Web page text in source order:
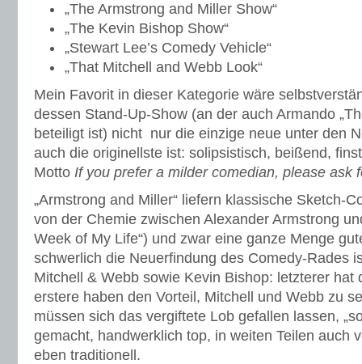
„The Armstrong and Miller Show“
„The Kevin Bishop Show“
„Stewart Lee’s Comedy Vehicle“
„That Mitchell and Webb Look“
Mein Favorit in dieser Kategorie wäre
dessen Stand-Up-Show (an der auch Armando
beteiligt ist) nicht nur die einzige neue unter den
auch die originellste ist: solipsistisch, beißend,
Motto If you prefer a milder comedian, please ask
„Armstrong and Miller“ liefern klassische Sketch-
von der Chemie zwischen Alexander Armstrong
Week of My Life“) und zwar eine ganze Menge
schwerlich die Neuerfindung des Comedy-Rades
Mitchell & Webb sowie Kevin Bishop: letzterer hat
erstere haben den Vorteil, Mitchell und Webb zu
müssen sich das vergiftete Lob gefallen lassen,
gemacht, handwerklich top, in weiten Teilen auch
eben traditionell.